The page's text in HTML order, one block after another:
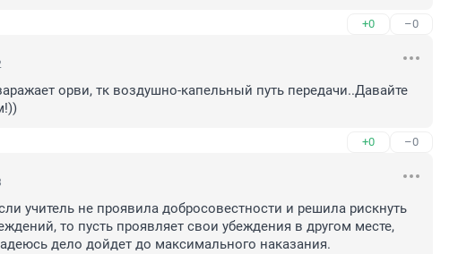
+0 –0
орви, тк воздушно-капельный путь передачи..Давайте
+0 –0
учитель не проявила добросовестности и решила рискнуть
то пусть проявляет свои убеждения в другом месте,
дело дойдет до максимального наказания.